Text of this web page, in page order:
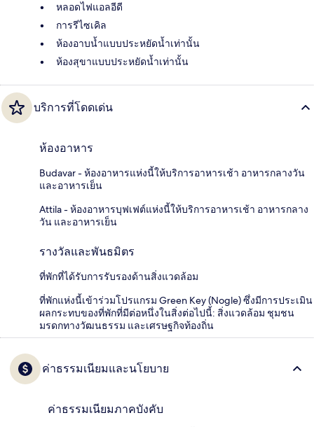
หลอดไฟแอลอีดี
การรีไซเคิล
ห้องอาบน้ำแบบประหยัดน้ำเท่านั้น
ห้องสุขาแบบประหยัดน้ำเท่านั้น
บริการที่โดดเด่น
ห้องอาหาร
Budavar - ห้องอาหารแห่งนี้ให้บริการอาหารเช้า อาหารกลางวัน
และอาหารเย็น
Attila - ห้องอาหารบุฟเฟต์แห่งนี้ให้บริการอาหารเช้า อาหารกลาง
วัน และอาหารเย็น
รางวัลและพันธมิตร
ที่พักที่ได้รับการรับรองด้านสิ่งแวดล้อม
ที่พักแห่งนี้เข้าร่วมโปรแกรม Green Key (Nogle) ซึ่งมีการประเมิน
ผลกระทบของที่พักที่มีต่อหนึ่งในสิ่งต่อไปนี้: สิ่งแวดล้อม ชุมชน
มรดกทางวัฒนธรรม และเศรษฐกิจท้องถิ่น
ค่าธรรมเนียมและนโยบาย
ค่าธรรมเนียมภาคบังคับ